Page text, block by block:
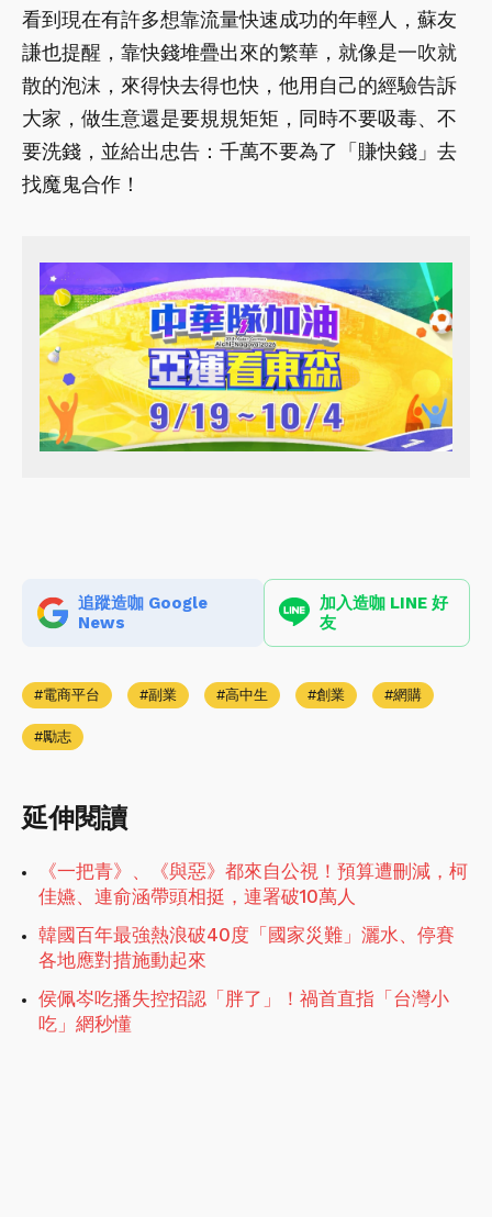
看到現在有許多想靠流量快速成功的年輕人，蘇友
謙也提醒，靠快錢堆疊出來的繁華，就像是一吹就
散的泡沫，來得快去得也快，他用自己的經驗告訴
大家，做生意還是要規規矩矩，同時不要吸毒、不
要洗錢，並給出忠告：千萬不要為了「賺快錢」去
找魔鬼合作！
追蹤造咖 Google
News
加入造咖 LINE 好
友
電商平台 副業 高中生 創業 網購
勵志
延伸閱讀
《一把青》、《與惡》都來自公視！預算遭刪減，柯
佳嬿、連俞涵帶頭相挺，連署破10萬人
韓國百年最強熱浪破40度「國家災難」灑水、停賽
各地應對措施動起來
侯佩岑吃播失控招認「胖了」！禍首直指「台灣小
吃」網秒懂